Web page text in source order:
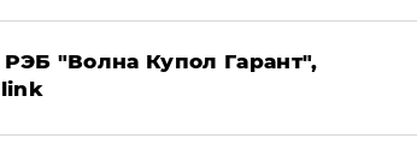
"Волна Купол Гарант",